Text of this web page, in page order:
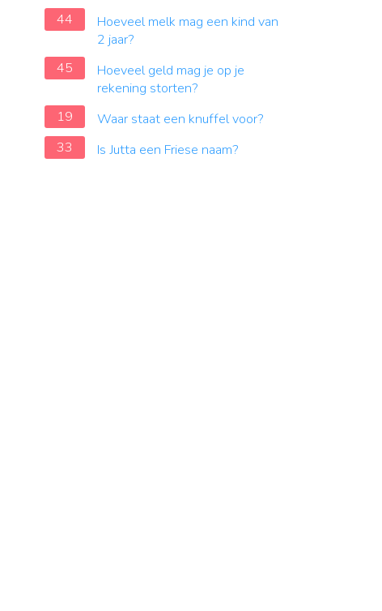
44
Hoeveel melk mag een kind van
2 jaar?
45
Hoeveel geld mag je op je
rekening storten?
19
Waar staat een knuffel voor?
33
Is Jutta een Friese naam?